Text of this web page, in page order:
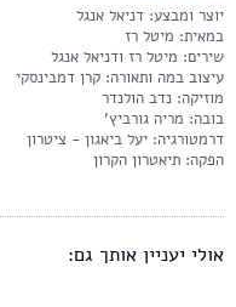
יוצר ומבצע: דניאל אנגל
במאית: מיטל רז
שירים: מיטל רז ודניאל אנגל
עיצוב במה ותאורה: קרן דמבינסקי
מוזיקה: נדב הולנדר
בובה: מריה גורביץ'
דרמטורגיה: יעל ביאגון - ציטרון
הפקה: תיאטרון הקרון
אולי יעניין אותך גם: